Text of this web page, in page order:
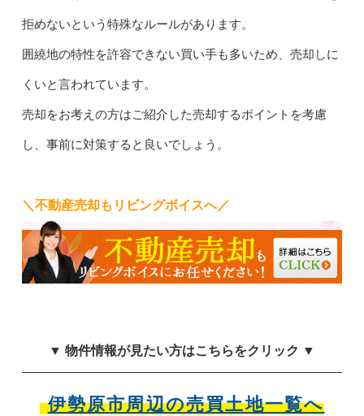
拒めないという特殊なルールがあります。
囲繞地の特性を許容できない買い手も多いため、売却しに
くいと言われています。
売却をお考えの方はご紹介した売却するポイントを考慮
し、事前に対策すると良いでしょう。
＼不動産売却もリビングボイスへ／
▼ 物件情報が見たい方はこちらをクリック ▼
伊勢原市周辺の売買土地一覧へ